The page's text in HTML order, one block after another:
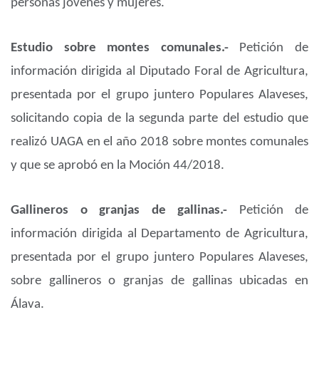
personas jóvenes y mujeres.
Estudio sobre montes comunales.- Petición de
información dirigida al Diputado Foral de Agricultura,
presentada por el grupo juntero Populares Alaveses,
solicitando copia de la segunda parte del estudio que
realizó UAGA en el año 2018 sobre montes comunales
y que se aprobó en la Moción 44/2018.
Gallineros o granjas de gallinas.- Petición de
información dirigida al Departamento de Agricultura,
presentada por el grupo juntero Populares Alaveses,
sobre gallineros o granjas de gallinas ubicadas en
Álava.